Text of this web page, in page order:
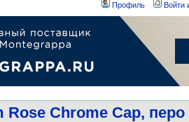
Профиль
Войти
Rose Chrome Cap, перо